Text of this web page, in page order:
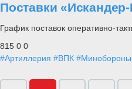
Поставки
График поставок оперативно-
815 0 0
#Артиллерия #ВПК